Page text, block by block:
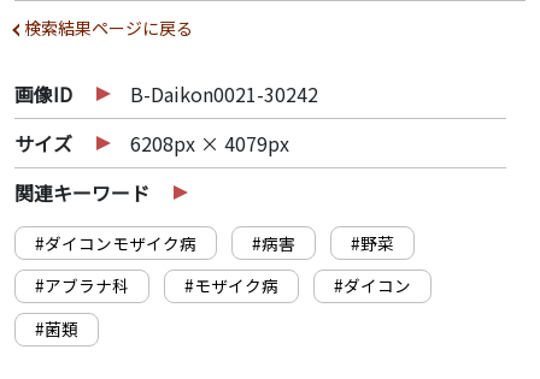
検索結果ページに戻る
画像ID
B-Daikon0021-30242
サイズ
6208px × 4079px
関連キーワード
#ダイコンモザイク病 #病害
#野菜
#アブラナ科
#モザイク病
#ダイコン
#菌類